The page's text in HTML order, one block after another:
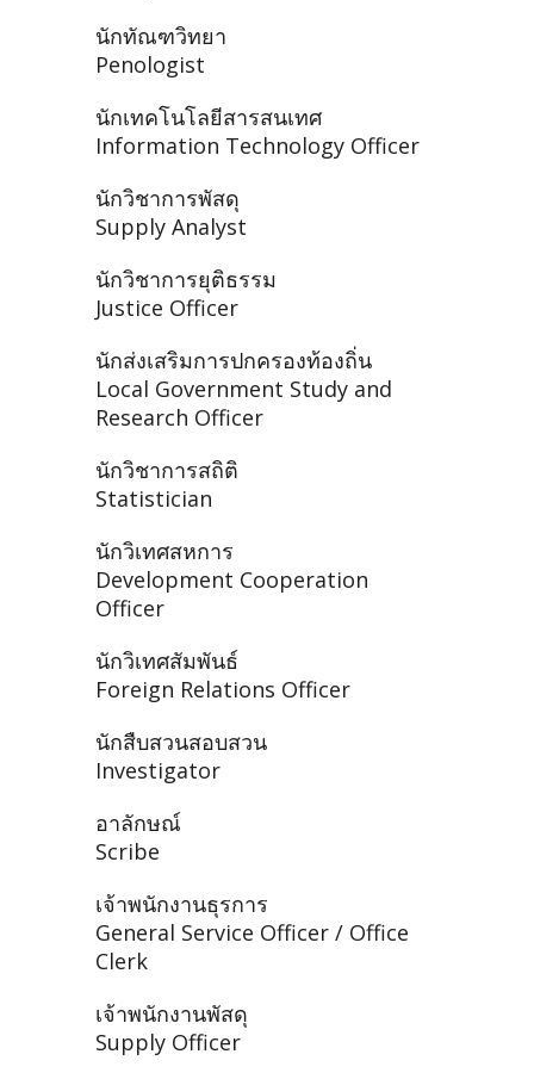
นักทัณฑวิทยา
Penologist
นักเทคโนโลยีสารสนเทศ
Information Technology Officer
นักวิชาการพัสดุ
Supply Analyst
นักวิชาการยุติธรรม
Justice Officer
นักส่งเสริมการปกครองท้องถิ่น
Local Government Study and
Research Officer
นักวิชาการสถิติ
Statistician
นักวิเทศสหการ
Development Cooperation
Officer
นักวิเทศสัมพันธ์
Foreign Relations Officer
นักสืบสวนสอบสวน
Investigator
อาลักษณ์
Scribe
เจ้าพนักงานธุรการ
General Service Officer / Office
Clerk
เจ้าพนักงานพัสดุ
Supply Officer